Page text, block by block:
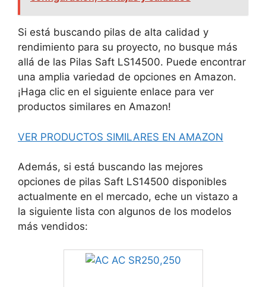
Si está buscando pilas de alta calidad y
rendimiento para su proyecto, no busque más
allá de las Pilas Saft LS14500. Puede encontrar
una amplia variedad de opciones en Amazon.
¡Haga clic en el siguiente enlace para ver
productos similares en Amazon!
VER PRODUCTOS SIMILARES EN AMAZON
Además, si está buscando las mejores
opciones de pilas Saft LS14500 disponibles
actualmente en el mercado, eche un vistazo a
la siguiente lista con algunos de los modelos
más vendidos: